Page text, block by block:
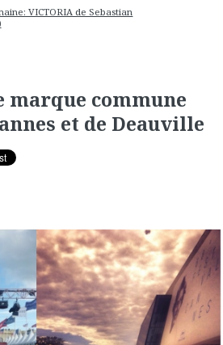
VICTORIA de Sebastian
marque commune
et de Deauville